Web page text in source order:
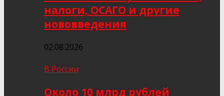
налоги, ОСАГО и другие
нововведения
02.08.2026
В России
Около 10 млрд рублей